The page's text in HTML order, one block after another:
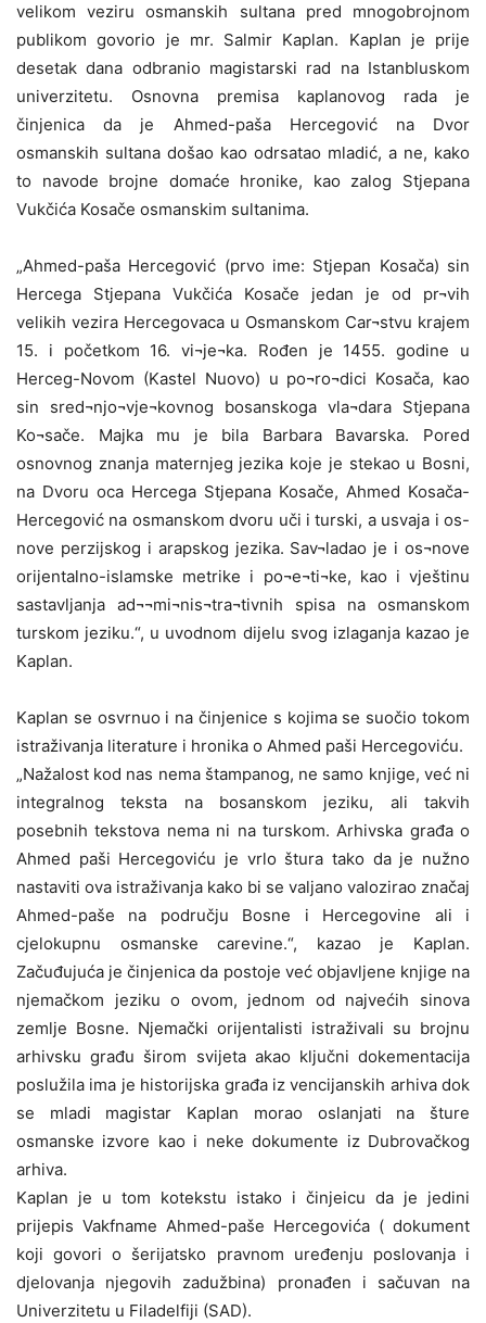
velikom veziru osmanskih sultana pred mnogobrojnom
publikom govorio je mr. Salmir Kaplan. Kaplan je prije
desetak dana odbranio magistarski rad na Istanbluskom
univerzitetu. Osnovna premisa kaplanovog rada je
činjenica da je Ahmed-paša Hercegović na Dvor
osmanskih sultana došao kao odrsatao mladić, a ne, kako
to navode brojne domaće hronike, kao zalog Stjepana
Vukčića Kosače osmanskim sultanima.
„Ahmed-paša Hercegović (prvo ime: Stjepan Kosača) sin
Hercega Stjepana Vukčića Kosače jedan je od pr¬vih
velikih vezira Hercegovaca u Osmanskom Car¬stvu krajem
15. i početkom 16. vi¬je¬ka. Rođen je 1455. godine u
Herceg-Novom (Kastel Nuovo) u po¬ro¬dici Kosača, kao
sin sred¬njo¬vje¬kovnog bosanskoga vla¬dara Stjepana
Ko¬sače. Majka mu je bila Barbara Bavarska. Pored
osnovnog znanja maternjeg jezika koje je stekao u Bosni,
na Dvoru oca Hercega Stjepana Kosače, Ahmed Kosača-
Hercegović na osmanskom dvoru uči i turski, a usvaja i os-
nove perzijskog i arapskog jezika. Sav¬ladao je i os¬nove
orijentalno-islamske metrike i po¬e¬ti¬ke, kao i vještinu
sastavljanja ad¬¬mi¬nis¬tra¬tivnih spisa na osmanskom
turskom jeziku.“, u uvodnom dijelu svog izlaganja kazao je
Kaplan.
Kaplan se osvrnuo i na činjenice s kojima se suočio tokom
istraživanja literature i hronika o Ahmed paši Hercegoviću.
„Nažalost kod nas nema štampanog, ne samo knjige, već ni
integralnog teksta na bosanskom jeziku, ali takvih
posebnih tekstova nema ni na turskom. Arhivska građa o
Ahmed paši Hercegoviću je vrlo štura tako da je nužno
nastaviti ova istraživanja kako bi se valjano valozirao značaj
Ahmed-paše na području Bosne i Hercegovine ali i
cjelokupnu osmanske carevine.“, kazao je Kaplan.
Začuđujuća je činjenica da postoje već objavljene knjige na
njemačkom jeziku o ovom, jednom od najvećih sinova
zemlje Bosne. Njemački orijentalisti istraživali su brojnu
arhivsku građu širom svijeta akao ključni dokementacija
poslužila ima je historijska građa iz vencijanskih arhiva dok
se mladi magistar Kaplan morao oslanjati na šture
osmanske izvore kao i neke dokumente iz Dubrovačkog
arhiva.
Kaplan je u tom kotekstu istako i činjeicu da je jedini
prijepis Vakfname Ahmed-paše Hercegovića ( dokument
koji govori o šerijatsko pravnom uređenju poslovanja i
djelovanja njegovih zadužbina) pronađen i sačuvan na
Univerzitetu u Filadelfiji (SAD).